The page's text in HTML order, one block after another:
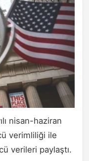
nisan-haziran
verimliliği ile
verileri paylaştı.